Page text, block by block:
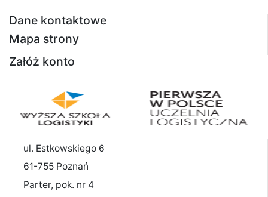
Dane kontaktowe
Mapa strony
Załóż konto
ul. Estkowskiego 6
61-755 Poznań
Parter, pok. nr 4